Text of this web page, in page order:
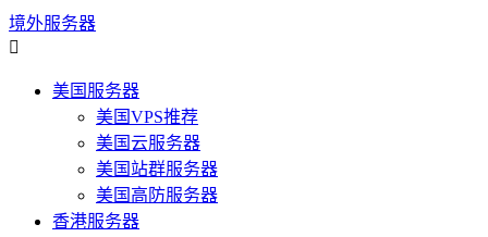
境外服务器

美国服务器
美国VPS推荐
美国云服务器
美国站群服务器
美国高防服务器
香港服务器